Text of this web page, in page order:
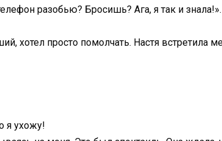
разобью? Бросишь? Ага, я так и знала!».
хотел просто помолчать. Настя встретила
я ухожу!